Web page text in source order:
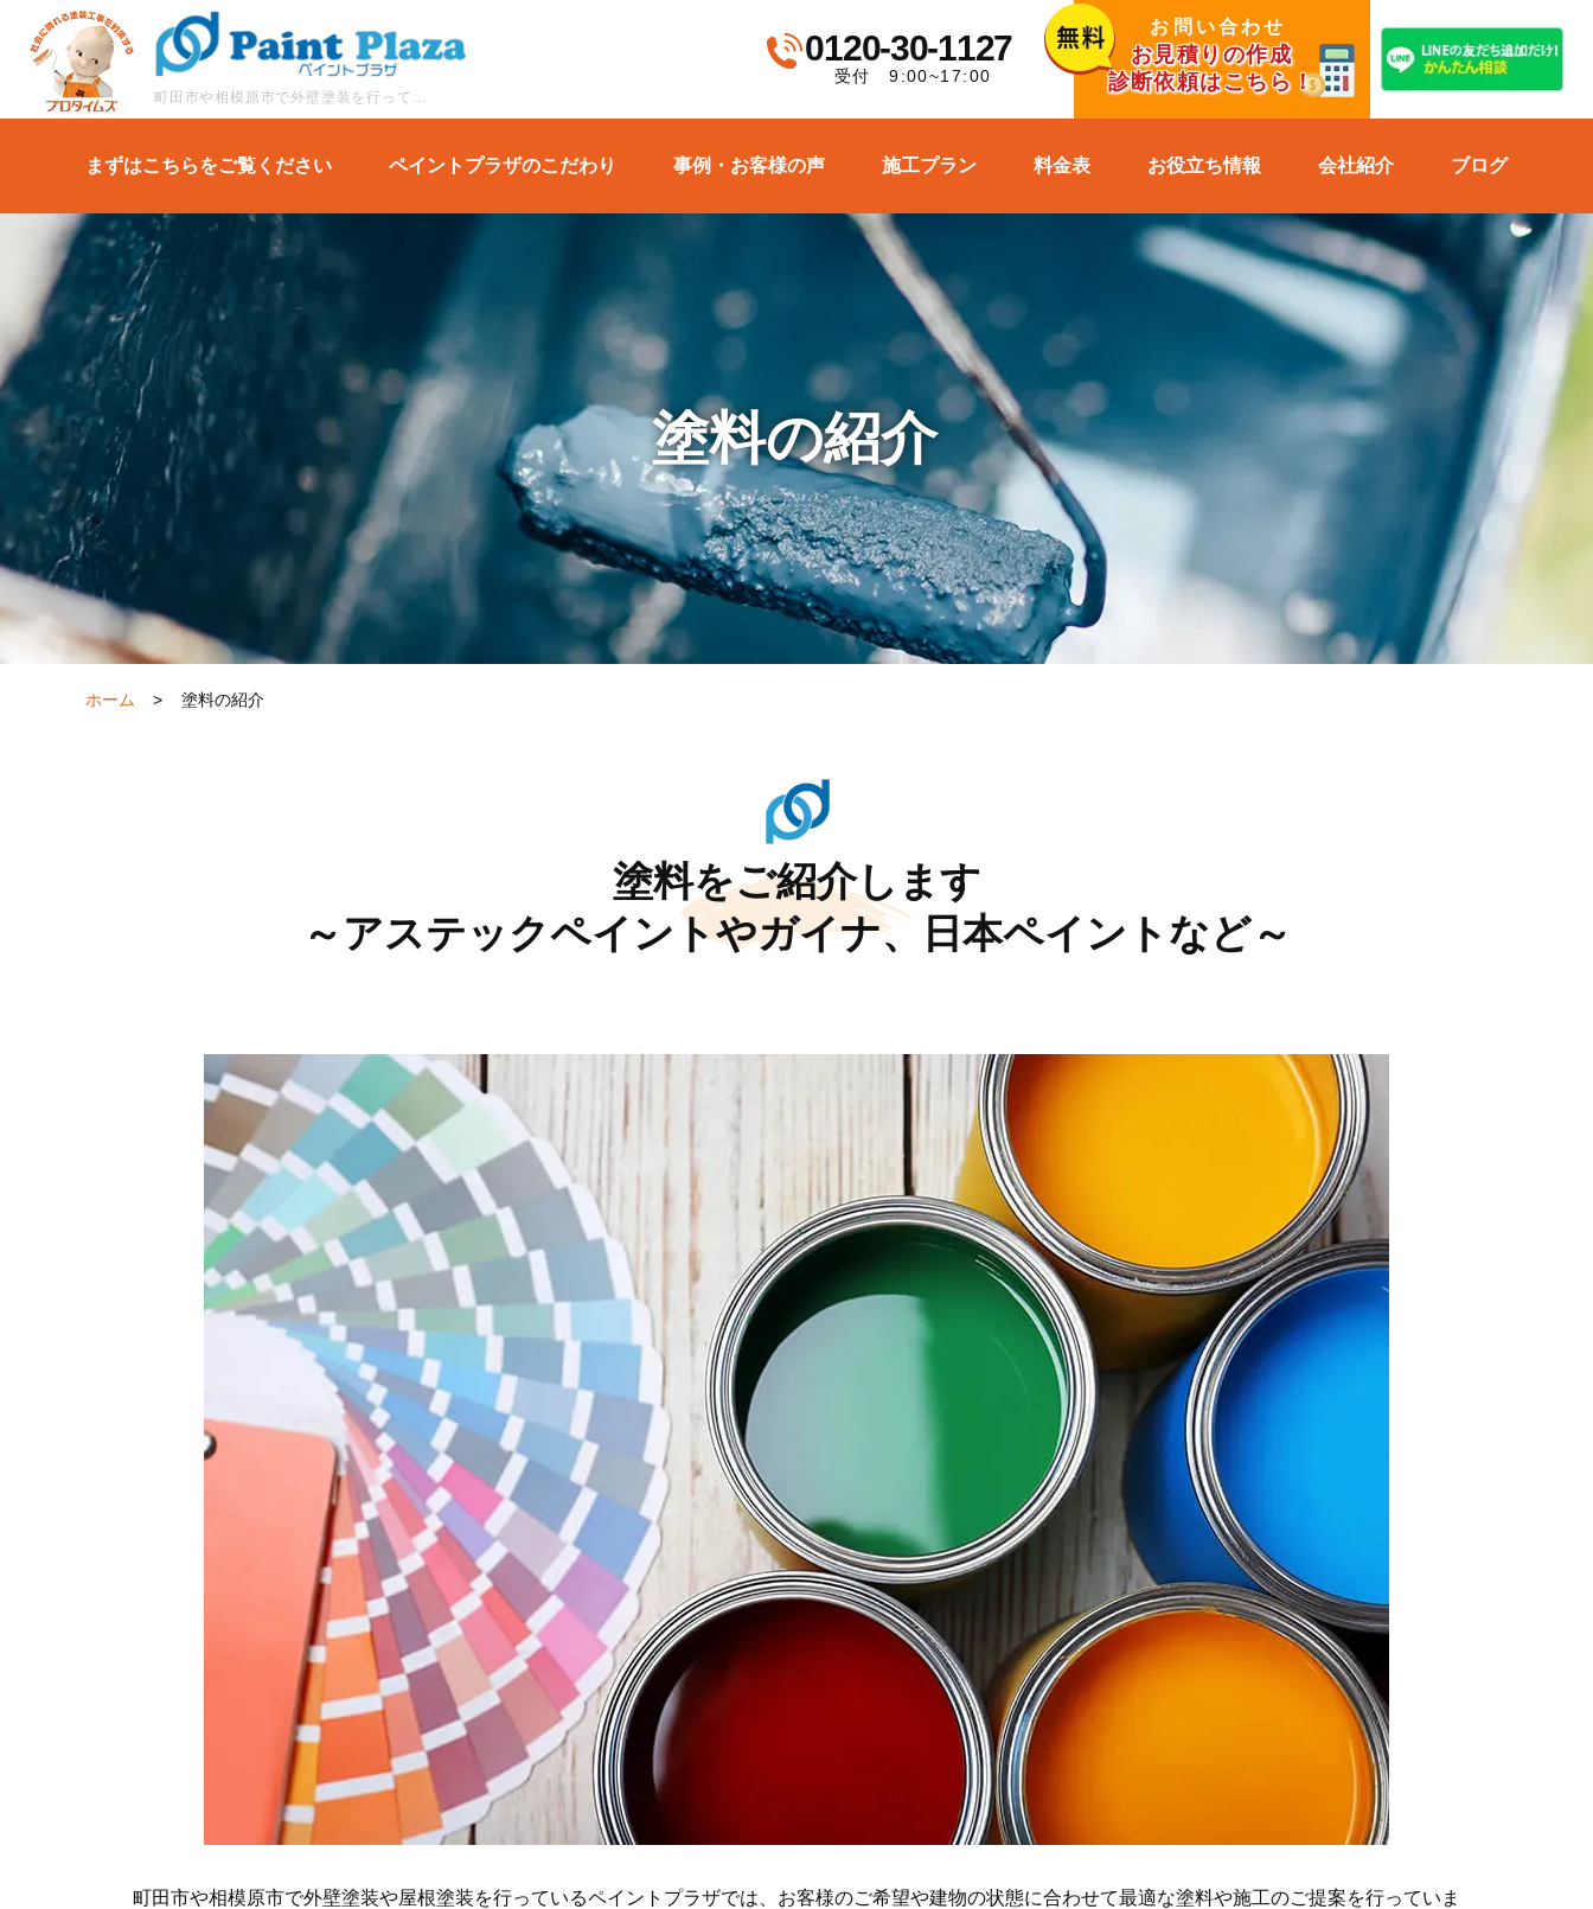
町田市や相模原市で外壁塗装を行っているペイントプラザがおすすめの塗料をご紹介します。
0120-30-1127
受付 9:00~17:00
お問い合わせ
お見積りの作成
診断依頼はこちら！
まずはこちらをご覧ください ペイントプラザのこだわり 事例・お客様の声 施工プラン 料金表 お役立ち情報 会社紹介 ブログ
塗料の紹介
ホーム > 塗料の紹介
塗料をご紹介します
～アステックペイントやガイナ、日本ペイントなど～
町田市や相模原市で外壁塗装や屋根塗装を行っているペイントプラザでは、お客様のご希望や建物の状態に合わせて最適な塗料や施工のご提案を行っていま